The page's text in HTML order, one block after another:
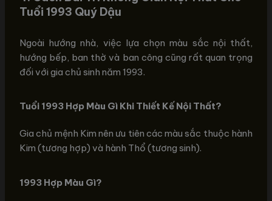
Tuổi 1993 Quý Dậu
Ngoài hướng nhà, việc lựa chọn màu sắc nội thất,
hướng bếp, ban thờ và ban công cũng rất quan trọng
đối với gia chủ sinh năm 1993.
Tuổi 1993 Hợp Màu Gì Khi Thiết Kế Nội Thất?
Gia chủ mệnh Kim nên ưu tiên các màu sắc thuộc hành
Kim (tương hợp) và hành Thổ (tương sinh).
1993 Hợp Màu Gì?